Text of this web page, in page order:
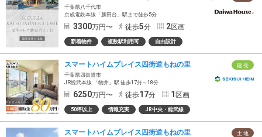
千葉県八千代市
京成電鉄本線「勝田台」駅まで徒歩5分
3300万円〜 徒歩5分 2区画
新着物件 複数駅利用可 自由設計
建 売
スマートハイムプレイス四街道もねの里
千葉県四街道市
JR総武本線 「物井」駅 徒歩17分～18分
6250万円〜 徒歩17分 1 区画
50坪以上 情報充実 JR中央・総武線
土 地
スマートハイムプレイス四街道もねの里